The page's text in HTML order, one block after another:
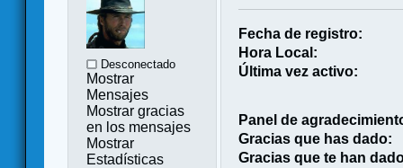
Desconectado
Mostrar
Mensajes
Mostrar gracias
en los mensajes
Mostrar
Estadísticas
Fecha de registro:
Hora Local:
Última vez activo:
Panel de
Gracias que has dado:
Gracias que te han